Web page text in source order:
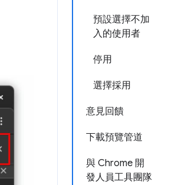
預設選擇不加
入的使用者
停用
選擇採用
意見回饋
下載預覽管道
與 Chrome 開
發人員工具團隊